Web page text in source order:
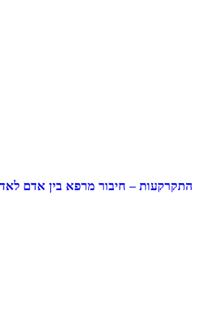
התקרקעות – חיבור מרפא בין אדם